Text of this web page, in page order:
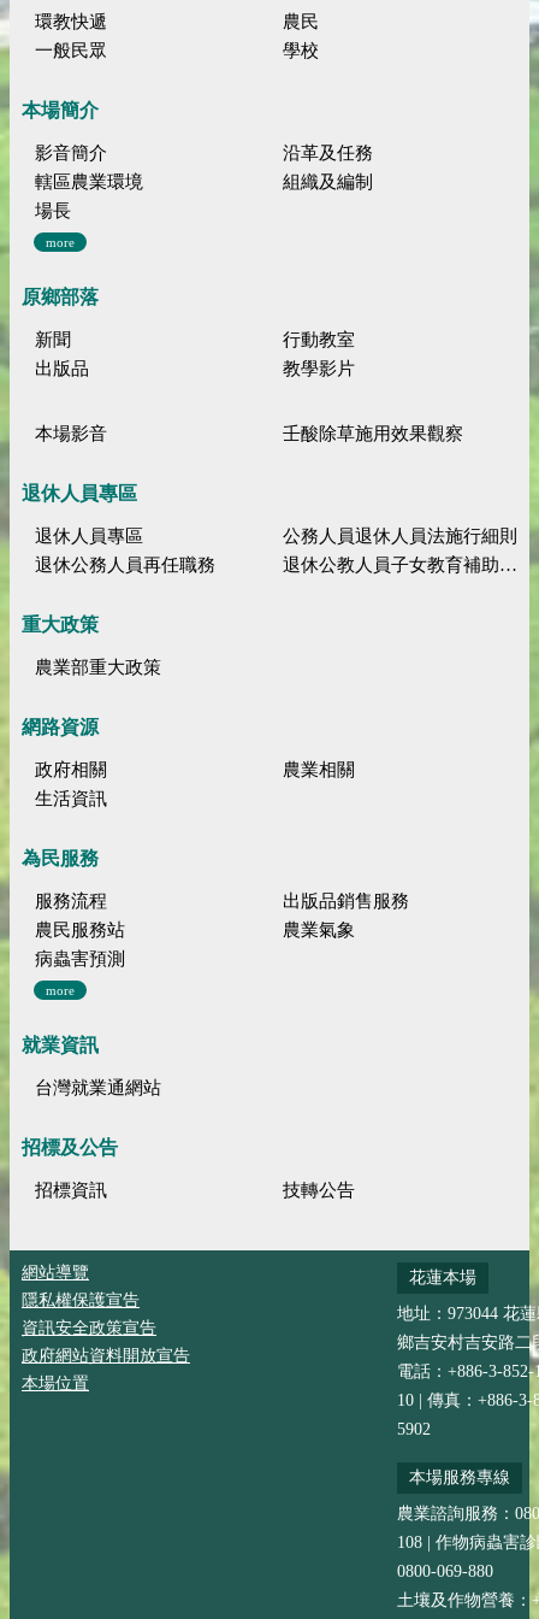
環教快遞
農民
一般民眾
學校
本場簡介
影音簡介
沿革及任務
轄區農業環境
組織及編制
場長
more
原鄉部落
新聞
行動教室
出版品
教學影片
本場影音 壬酸除草施用效果觀察
退休人員專區
退休人員專區
公務人員退休人員法施行細則
退休公務人員再任職務
退休公教人員子女教育補助規定
重大政策
農業部重大政策
網路資源
政府相關
農業相關
生活資訊
為民服務
服務流程
出版品銷售服務
農民服務站
農業氣象
病蟲害預測
more
就業資訊
台灣就業通網站
招標及公告
招標資訊 技轉公告
網站導覽
隱私權保護宣告
資訊安全政策宣告
政府網站資料開放宣告
本場位置
花蓮本場
地址：973044 花
鄉吉安村吉安路二
電話：+886-3-852-
10 | 傳真：+886-3-
5902
本場服務專線
農業諮詢服務：
108 | 作物病蟲害
0800-069-880
土壤及作物營養：